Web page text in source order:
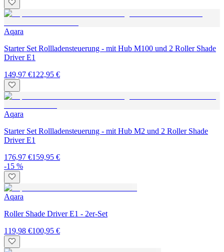
Aqara
Starter Set Rollladensteuerung - mit Hub M100 und 2 Roller Shade
Driver E1
149,97 €122,95 €
Aqara
Starter Set Rollladensteuerung - mit Hub M2 und 2 Roller Shade
Driver E1
176,97 €159,95 €
-15 %
Aqara
Roller Shade Driver E1 - 2er-Set
119,98 €100,95 €